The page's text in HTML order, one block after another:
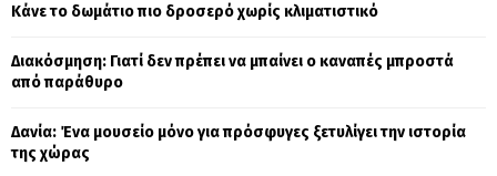
Κάνε το δωμάτιο πιο δροσερό χωρίς κλιματιστικό
Διακόσμηση: Γιατί δεν πρέπει να μπαίνει ο καναπές μπροστά
από παράθυρο
Δανία: Ένα μουσείο μόνο για πρόσφυγες ξετυλίγει την ιστορία
της χώρας